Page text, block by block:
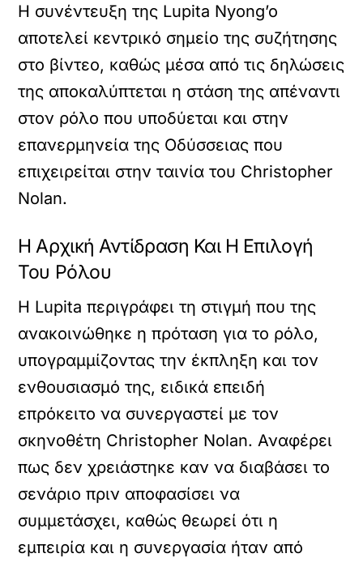
Η συνέντευξη της Lupita Nyong’o
αποτελεί κεντρικό σημείο της συζήτησης
στο βίντεο, καθώς μέσα από τις δηλώσεις
της αποκαλύπτεται η στάση της απέναντι
στον ρόλο που υποδύεται και στην
επανερμηνεία της Οδύσσειας που
επιχειρείται στην ταινία του Christopher
Nolan.
Η Αρχική Αντίδραση Και Η Επιλογή
Του Ρόλου
Η Lupita περιγράφει τη στιγμή που της
ανακοινώθηκε η πρόταση για το ρόλο,
υπογραμμίζοντας την έκπληξη και τον
ενθουσιασμό της, ειδικά επειδή
επρόκειτο να συνεργαστεί με τον
σκηνοθέτη Christopher Nolan. Αναφέρει
πως δεν χρειάστηκε καν να διαβάσει το
σενάριο πριν αποφασίσει να
συμμετάσχει, καθώς θεωρεί ότι η
εμπειρία και η συνεργασία ήταν από